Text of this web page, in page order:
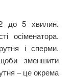
до 5 хвилин.
осіменатора.
і сперми.
зменшити
– це окрема